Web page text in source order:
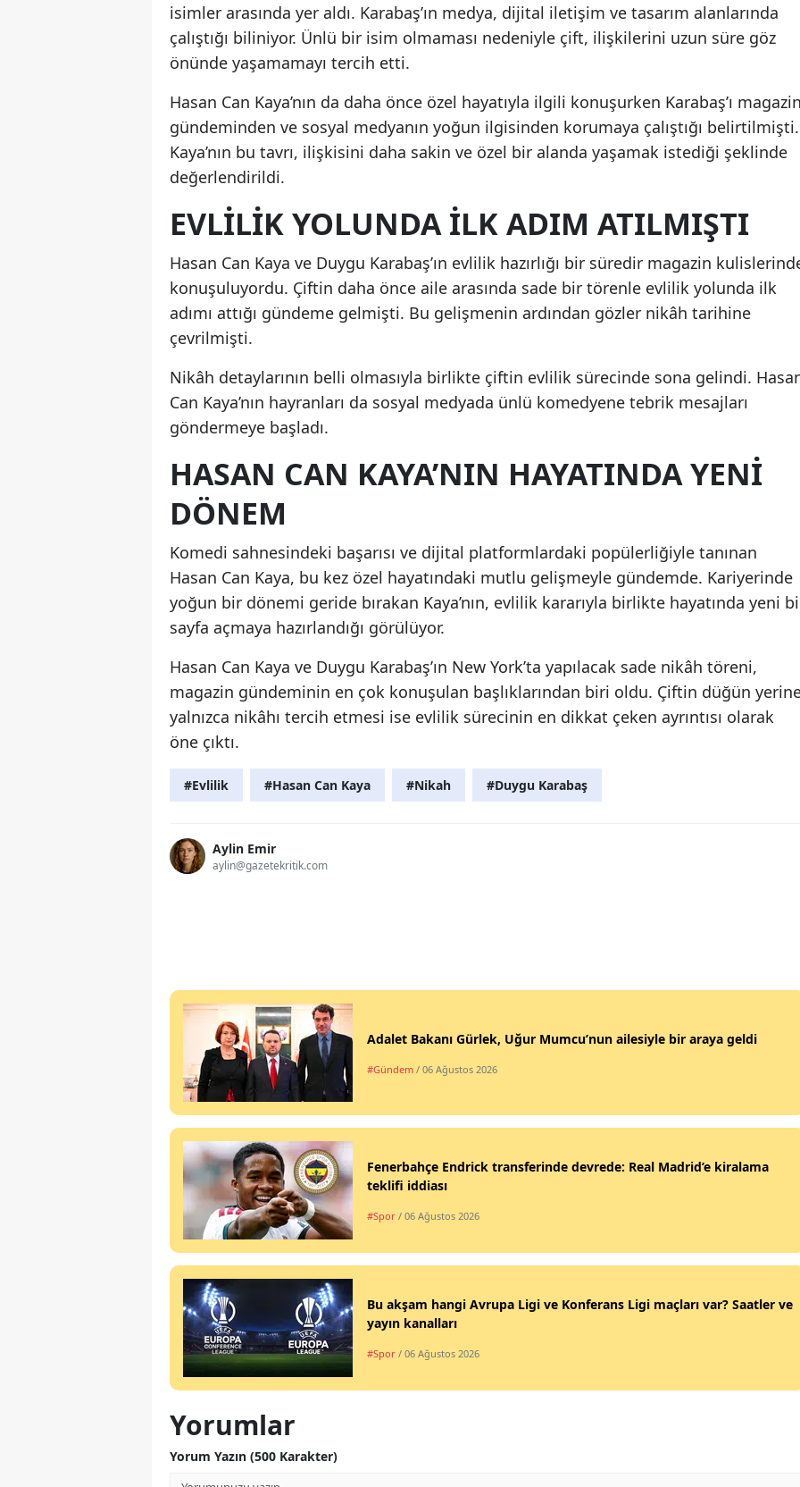
isimler arasında yer aldı. Karabaş’ın medya, dijital iletişim ve tasarım alanlarında
çalıştığı biliniyor. Ünlü bir isim olmaması nedeniyle çift, ilişkilerini uzun süre göz
önünde yaşamamayı tercih etti.
Hasan Can Kaya’nın da daha önce özel hayatıyla ilgili konuşurken Karabaş’ı
gündeminden ve sosyal medyanın yoğun ilgisinden korumaya çalıştığı belirtilmişti.
Kaya’nın bu tavrı, ilişkisini daha sakin ve özel bir alanda yaşamak istediği şeklinde
değerlendirildi.
EVLILIK YOLUNDA ILK ADIM ATILMIŞTI
Hasan Can Kaya ve Duygu Karabaş’ın evlilik hazırlığı bir süredir magazin
konuşuluyordu. Çiftin daha önce aile arasında sade bir törenle evlilik yolunda ilk
adımı attığı gündeme gelmişti. Bu gelişmenin ardından gözler nikâh tarihine
çevrilmişti.
Nikâh detaylarının belli olmasıyla birlikte çiftin evlilik sürecinde sona gelindi.
Can Kaya’nın hayranları da sosyal medyada ünlü komedyene tebrik mesajları
göndermeye başladı.
HASAN CAN KAYA’NIN HAYATINDA YENI
DÖNEM
Komedi sahnesindeki başarısı ve dijital platformlardaki popülerliğiyle tanınan
Hasan Can Kaya, bu kez özel hayatındaki mutlu gelişmeyle gündemde. Kariyerinde
yoğun bir dönemi geride bırakan Kaya’nın, evlilik kararıyla birlikte hayatında yeni
sayfa açmaya hazırlandığı görülüyor.
Hasan Can Kaya ve Duygu Karabaş’ın New York’ta yapılacak sade nikâh töreni,
magazin gündeminin en çok konuşulan başlıklarından biri oldu. Çiftin düğün
yalnızca nikâhı tercih etmesi ise evlilik sürecinin en dikkat çeken ayrıntısı olarak
öne çıktı.
#Evlilik #Hasan Can Kaya #Nikah #Duygu Karabaş
Aylin Emir
aylin@gazetekritik.com
Adalet Bakanı Gürlek, Uğur Mumcu’nun ailesiyle bir araya geldi
#Gündem / 06 Ağustos 2026
Fenerbahçe Endrick transferinde devrede: Real Madrid’e kiralama
teklifi iddiası
#Spor / 06 Ağustos 2026
Bu akşam hangi Avrupa Ligi ve Konferans Ligi maçları var? Saatler ve
yayın kanalları
#Spor / 06 Ağustos 2026
Yorumlar
Yorum Yazın (500 Karakter)